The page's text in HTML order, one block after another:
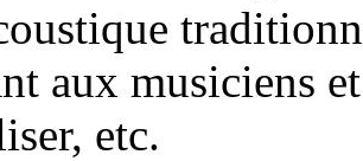
aux musiciens
etc.